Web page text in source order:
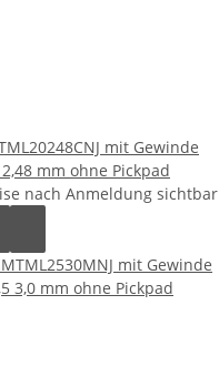
mit Gewinde
mm ohne Pickpad
nach Anmeldung sichtbar